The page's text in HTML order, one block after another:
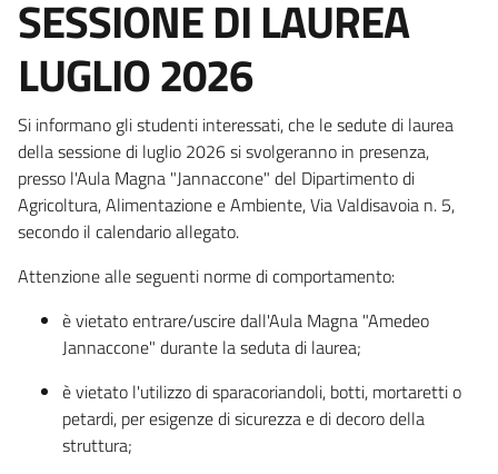
SESSIONE DI LAUREA
LUGLIO 2026
Si informano gli studenti interessati, che le sedute di laurea
della sessione di luglio 2026 si svolgeranno in presenza,
presso l'Aula Magna "Jannaccone" del Dipartimento di
Agricoltura, Alimentazione e Ambiente, Via Valdisavoia n. 5,
secondo il calendario allegato.
Attenzione alle seguenti norme di comportamento:
è vietato entrare/uscire dall'Aula Magna "Amedeo
Jannaccone" durante la seduta di laurea;
è vietato l'utilizzo di sparacoriandoli, botti, mortaretti o
petardi, per esigenze di sicurezza e di decoro della
struttura;